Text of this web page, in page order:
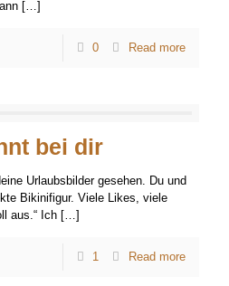
[…]
0 Read more
bei dir
Urlaubsbilder gesehen. Du und
Bikinifigur. Viele Likes, viele
aus.“ Ich[…]
1 Read more